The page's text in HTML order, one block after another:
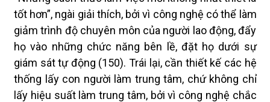
tốt hơn”, ngài giải thích, bởi vì công nghệ có thể làm
giảm trình độ chuyên môn của người lao động, đẩy
họ vào những chức năng bên lề, đặt họ dưới sự
giám sát tự động (150). Trái lại, cần thiết kế các hệ
thống lấy con người làm trung tâm, chứ không chỉ
lấy hiệu suất làm trung tâm, bởi vì công nghệ chắc